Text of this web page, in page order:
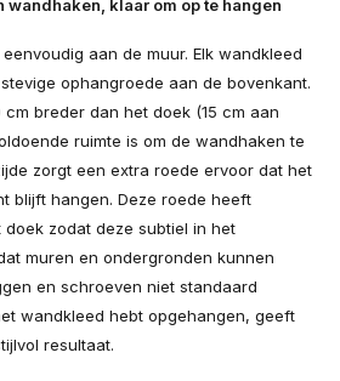
wandhaken, klaar om op te hangen
aan de muur. Elk wandkleed
ophangroede aan de bovenkant.
breder dan het doek (15 cm aan
ruimte is om de wandhaken te
zorgt een extra roede ervoor dat het
blijft hangen. Deze roede heeft
zodat deze subtiel in het
muren en ondergronden kunnen
en schroeven niet standaard
wandkleed hebt opgehangen, geeft
resultaat.